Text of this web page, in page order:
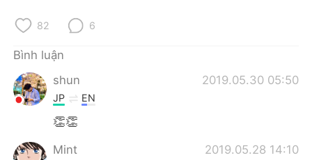
한국어
ไทย
Italiano
82 6
Bình luận
shun
2019.05.30 05:50
JP EN
👏👏
Mint 2019.05.28 14:10